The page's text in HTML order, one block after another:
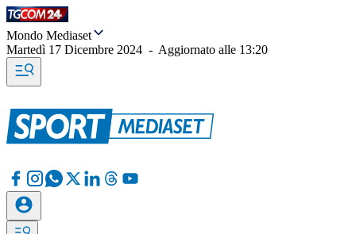
Mondo Mediaset
Martedì 17 Dicembre 2024 - Aggiornato alle 13:20